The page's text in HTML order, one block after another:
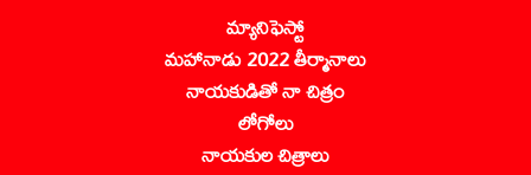
మ్యానిఫెస్టో
మహానాడు 2022 తీర్మానాలు
నాయకుడితో నా చిత్రం
లోగోలు
నాయకుల చిత్రాలు